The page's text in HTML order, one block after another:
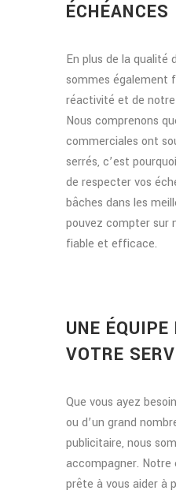
ÉCHÉANCES
En plus de la qualité
sommes également
réactivité et de
Nous comprenons
commerciales ont
serrés, c’est
de respecter vos
bâches dans les
pouvez compter sur
fiable et efficace.
UNE ÉQUIPE
VOTRE
Que vous ayez
ou d’un grand
publicitaire, nous
accompagner. Notre
prête à vous aider à